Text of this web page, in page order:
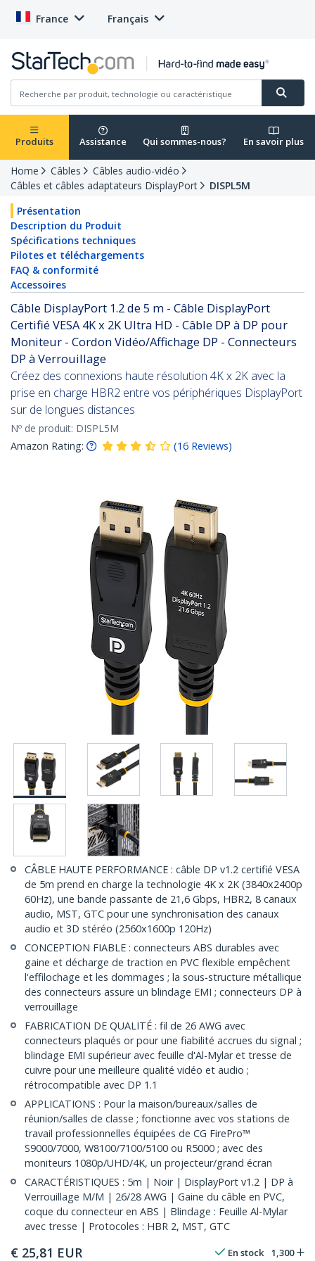
France Français
Produits Assistance Qui sommes-nous? En savoir plus
Home Câbles
Câbles audio-vidéo
Câbles et câbles adaptateurs DisplayPort
DISPL5M
Présentation
Description du Produit
Spécifications techniques
Pilotes et téléchargements
FAQ & conformité
Accessoires
Câble DisplayPort 1.2 de 5 m - Câble DisplayPort
Certifié VESA 4K x 2K Ultra HD - Câble DP à DP pour
Moniteur - Cordon Vidéo/Affichage DP - Connecteurs
DP à Verrouillage
Créez des connexions haute résolution 4K x 2K avec la
prise en charge HBR2 entre vos périphériques DisplayPort
sur de longues distances
Nº de produit: DISPL5M
Amazon Rating:
(16 Reviews)
CÂBLE HAUTE PERFORMANCE : câble DP v1.2 certifié VESA
de 5m prend en charge la technologie 4K x 2K (3840x2400p
60Hz), une bande passante de 21,6 Gbps, HBR2, 8 canaux
audio, MST, GTC pour une synchronisation des canaux
audio et 3D stéréo (2560x1600p 120Hz)
CONCEPTION FIABLE : connecteurs ABS durables avec
gaine et décharge de traction en PVC flexible empêchent
l'effilochage et les dommages ; la sous-structure métallique
des connecteurs assure un blindage EMI ; connecteurs DP à
verrouillage
FABRICATION DE QUALITÉ : fil de 26 AWG avec
connecteurs plaqués or pour une fiabilité accrues du signal ;
blindage EMI supérieur avec feuille d'Al-Mylar et tresse de
cuivre pour une meilleure qualité vidéo et audio ;
rétrocompatible avec DP 1.1
APPLICATIONS : Pour la maison/bureaux/salles de
réunion/salles de classe ; fonctionne avec vos stations de
travail professionnelles équipées de CG FirePro™
S9000/7000, W8100/7100/5100 ou R5000 ; avec des
moniteurs 1080p/UHD/4K, un projecteur/grand écran
CARACTÉRISTIQUES : 5m | Noir | DisplayPort v1.2 | DP à
Verrouillage M/M | 26/28 AWG | Gaine du câble en PVC,
coque du connecteur en ABS | Blindage : Feuille Al-Mylar
avec tresse | Protocoles : HBR 2, MST, GTC
€ 25,81 EUR En stock 1,300